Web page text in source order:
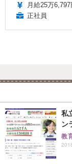
月給25万
正社員
私
ン
教